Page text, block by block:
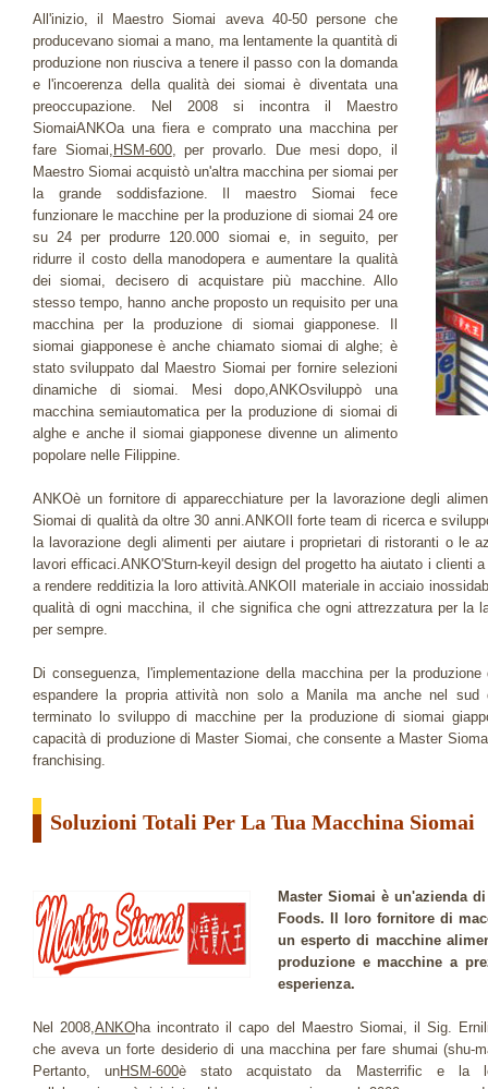
All'inizio, il Maestro Siomai aveva 40-50 persone che
producevano siomai a mano, ma lentamente la quantità di
produzione non riusciva a tenere il passo con la domanda
e l'incoerenza della qualità dei siomai è diventata una
preoccupazione. Nel 2008 si incontra il Maestro
SiomaiANKOa una fiera e comprato una macchina per
fare Siomai, HSM-600, per provarlo. Due mesi dopo, il
Maestro Siomai acquistò un'altra macchina per siomai per
la grande soddisfazione. Il maestro Siomai fece
funzionare le macchine per la produzione di siomai 24 ore
su 24 per produrre 120.000 siomai e, in seguito, per
ridurre il costo della manodopera e aumentare la qualità
dei siomai, decisero di acquistare più macchine. Allo
stesso tempo, hanno anche proposto un requisito per una
macchina per la produzione di siomai giapponese. Il
siomai giapponese è anche chiamato siomai di alghe; è
stato sviluppato dal Maestro Siomai per fornire selezioni
dinamiche di siomai. Mesi dopo,ANKOsviluppò una
macchina semiautomatica per la produzione di siomai di
alghe e anche il siomai giapponese divenne un alimento
popolare nelle Filippine.
ANKOè un fornitore di apparecchiature per la lavorazione degli
Siomai di qualità da oltre 30 anni.ANKOIl forte team di ricerca e
la lavorazione degli alimenti per aiutare i proprietari di ristoranti o le
lavori efficaci.ANKO'Sturn-keyil design del progetto ha aiutato i clienti
a rendere redditizia la loro attività.ANKOIl materiale in acciaio
qualità di ogni macchina, il che significa che ogni attrezzatura per la
per sempre.
Di conseguenza, l'implementazione della macchina per la
espandere la propria attività non solo a Manila ma anche nel sud
terminato lo sviluppo di macchine per la produzione di siomai
capacità di produzione di Master Siomai, che consente a Master
franchising.
Soluzioni Totali Per La Tua Macchina Siomai
Master Siomai è un'azienda
Foods. Il loro fornitore di
un esperto di macchine
produzione e macchine a
esperienza.
Nel 2008,ANKOha incontrato il capo del Maestro Siomai, il Sig.
che aveva un forte desiderio di una macchina per fare shumai (shu-
Pertanto, unHSM-600è stato acquistato da Masterrific e la